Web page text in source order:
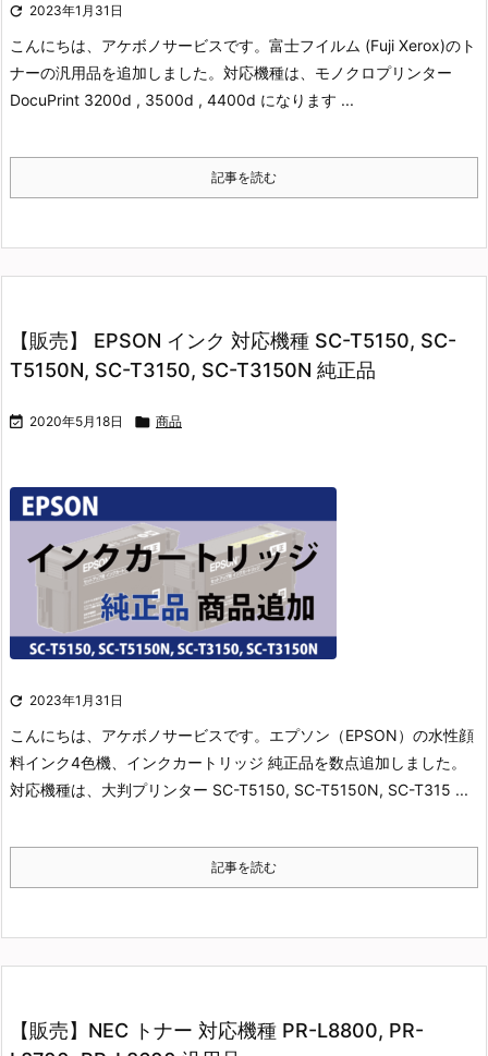
 2023年1月31日
こんにちは、アケボノサービスです。 富士フイルム (Fuji Xerox)のト
ナーの汎用品を追加しました。 対応機種は、モノクロプリンター
DocuPrint 3200d , 3500d , 4400d になります ...
記事を読む
【販売】 EPSON インク 対応機種 SC-T5150, SC-
T5150N, SC-T3150, SC-T3150N 純正品
 2020年5月18日  商品
 2023年1月31日
こんにちは、アケボノサービスです。 エプソン（EPSON）の水性顔
料インク4色機、インクカートリッジ 純正品を数点追加しました。
対応機種は、大判プリンター SC-T5150, SC-T5150N, SC-T315 ...
記事を読む
【販売】NEC トナー 対応機種 PR-L8800, PR-